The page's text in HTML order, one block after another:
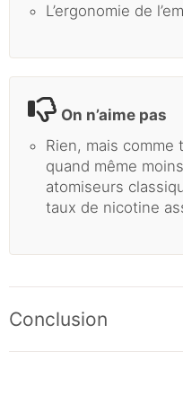
L’ergonomie de
On n’aime pas
Rien, mais
quand même
atomiseurs
taux de nicotine
Conclusion